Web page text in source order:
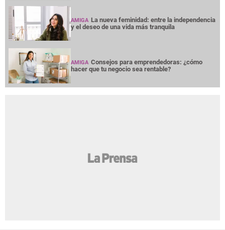
AMIGA La nueva feminidad: entre la independencia
y el deseo de una vida más tranquila
AMIGA Consejos para emprendedoras: ¿cómo
hacer que tu negocio sea rentable?